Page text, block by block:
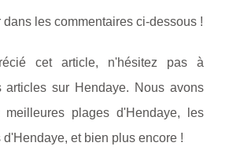
les commentaires ci-dessous !
cet article, n'hésitez pas à
articles sur Hendaye. Nous avons
plages d'Hendaye, les
et bien plus encore !